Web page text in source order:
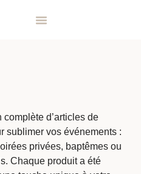
d’articles de
sublimer vos événements :
privées, baptêmes ou
Chaque produit a été